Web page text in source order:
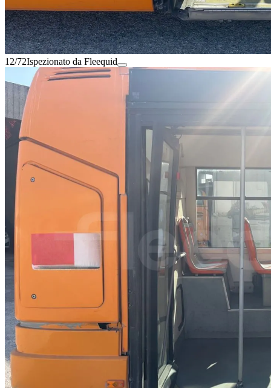
12/72Ispezionato da Fleequid